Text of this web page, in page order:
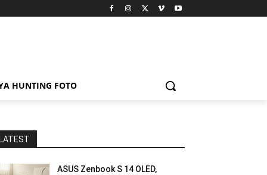
HUNTING FOTO
ASUS Zenbook S 14 OLED,